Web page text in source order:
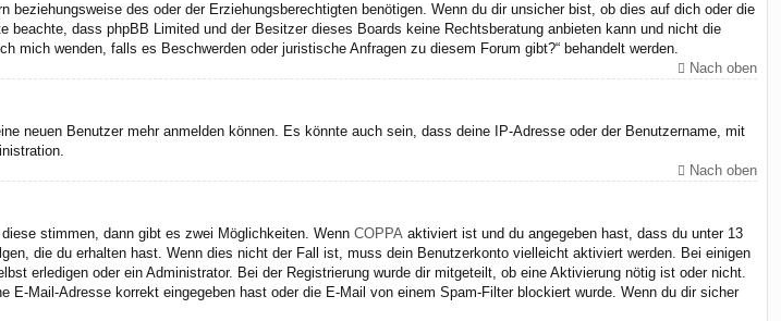
des oder der Erziehungsberechtigten benötigen. Wenn du dir unsicher bist, ob dies auf dich oder die
dass phpBB Limited und der Besitzer dieses Boards keine Rechtsberatung anbieten kann und nicht die
wenden, falls es Beschwerden oder juristische Anfragen zu diesem Forum gibt?“ behandelt werden.
Nach oben
neuen Benutzer mehr anmelden können. Es könnte auch sein, dass deine IP-Adresse oder der Benutzername, mit
Nach oben
stimmen, dann gibt es zwei Möglichkeiten. Wenn COPPA aktiviert ist und du angegeben hast, dass du unter 13
die du erhalten hast. Wenn dies nicht der Fall ist, muss dein Benutzerkonto vielleicht aktiviert werden. Bei einigen
erledigen oder ein Administrator. Bei der Registrierung wurde dir mitgeteilt, ob eine Aktivierung nötig ist oder nicht.
Mail-Adresse korrekt eingegeben hast oder die E-Mail von einem Spam-Filter blockiert wurde. Wenn du dir sicher